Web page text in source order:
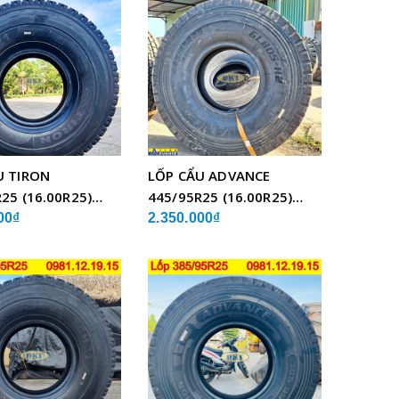
TIRON
(16.00R25)
THÉP
LỐP CẨU ADVANCE
445/95R25 (16.00R25)
GLB05 BỐ THÉP
2.350.000₫